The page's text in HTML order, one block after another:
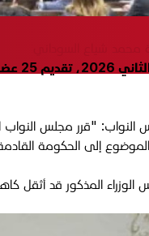
المذكور قد أثقل